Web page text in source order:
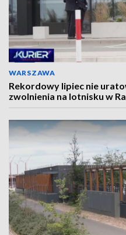
WARSZAWA
Rekordowy lipiec nie
zwolnienia na lotnisku w